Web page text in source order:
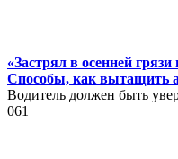
«Застрял в осенней
Способы, как вытащить
Водитель должен быть
061